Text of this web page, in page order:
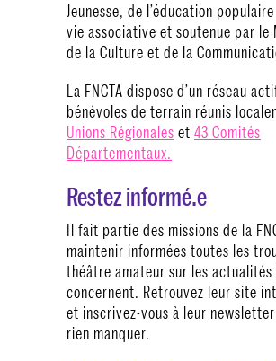
Jeunesse, de l’éducation
vie associative et soutenue par le
de la Culture et de la
La FNCTA dispose d’un réseau
bénévoles de terrain réunis
Unions Régionales et 43 Comités
Départementaux.
Restez informé.e
Il fait partie des missions de la
maintenir informées toutes les
théâtre amateur sur les actualités
concernent. Retrouvez leur site
et inscrivez-vous à leur
rien manquer.